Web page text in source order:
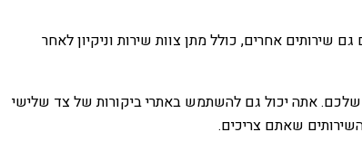
שירותים אחרים, כולל מתן צוות שירות וניקיון לאחר
שלכם. אתה יכול גם להשתמש באתרי ביקורות של צד שלישי
שאתם צריכים.